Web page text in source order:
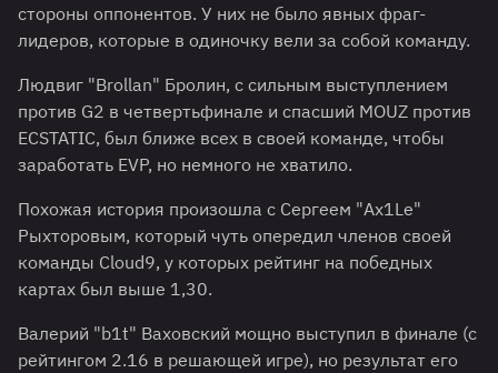
стороны оппонентов. У них не было явных фраг-
лидеров, которые в одиночку вели за собой команду.
Людвиг "⁠Brollan⁠" Бролин, с сильным выступлением
против G2 в четвертьфинале и спасший MOUZ против
ECSTATIC, был ближе всех в своей команде, чтобы
заработать EVP, но немного не хватило.
Похожая история произошла с Сергеем "Ax1Le"
Рыхторовым, который чуть опередил членов своей
команды Cloud9, у которых рейтинг на победных
картах был выше 1,30.
Валерий "⁠b1t⁠" Ваховский мощно выступил в финале (с
рейтингом 2.16 в решающей игре), но результат его